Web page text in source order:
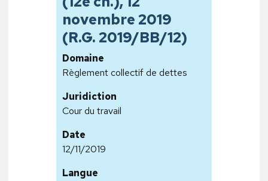
novembre 2019
(R.G. 2019/BB/12)
Domaine
Règlement collectif de dettes
Juridiction
Cour du travail
Date
12/11/2019
Langue